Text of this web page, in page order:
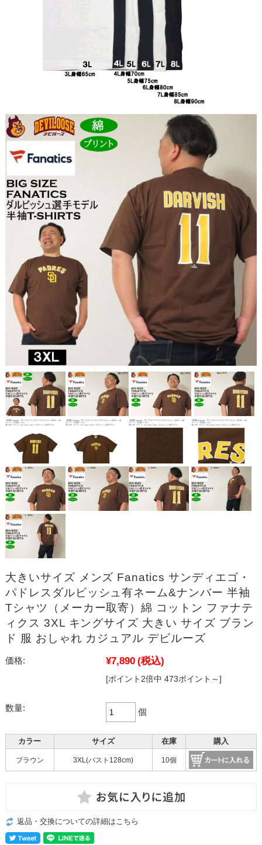
大きいサイズ メンズ Fanatics サンディエゴ・
パドレスダルビッシュ有ネーム&ナンバー 半袖
Tシャツ（メーカー取寄）綿 コットン ファナテ
ィクス 3XL キングサイズ 大きい サイズ ブラン
ド 服 おしゃれ カジュアル デビルーズ
価格: ¥7,890 (税込)
[ポイント2倍中 473ポイント～]
数量: 個
カラー サイズ 在庫 購入
ブラウン 3XL(バスト128cm) 10個
返品・交換についての詳細はこちら